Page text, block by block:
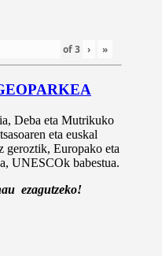
of3 › »
Deba eta Mutrikuko
eta euskal
geroztik, Europako eta
UNESCOk babestua.
ezagutzeko!